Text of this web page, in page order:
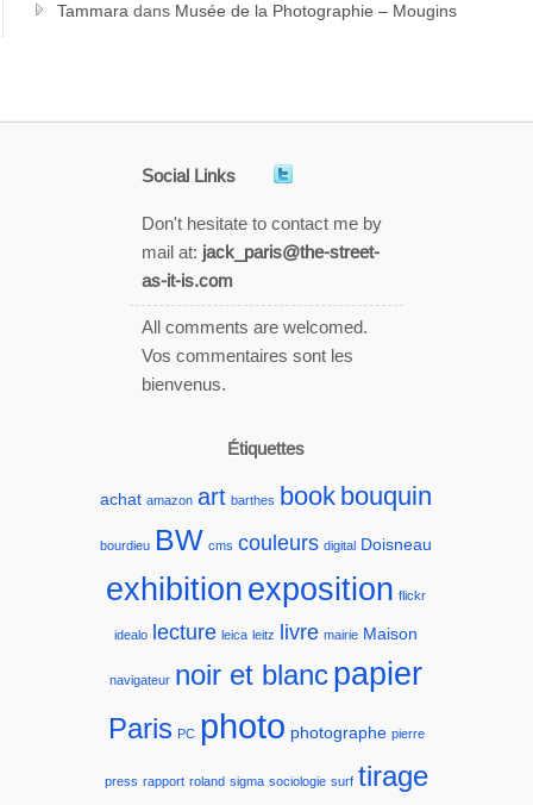
Tammara dans Musée de la Photographie – Mougins
Social Links
Don't hesitate to contact me by
mail at: jack_paris@the-street-
as-it-is.com
All comments are welcomed.
Vos commentaires sont les
bienvenus.
Étiquettes
achat amazon art barthes book bouquin
bourdieu BW cms couleurs digital Doisneau
exhibition exposition flickr
idealo lecture leica leitz livre mairie Maison
navigateur noir et blancpapier
Paris PC photo photographe pierre
press rapport roland sigma sociologie surf tirage